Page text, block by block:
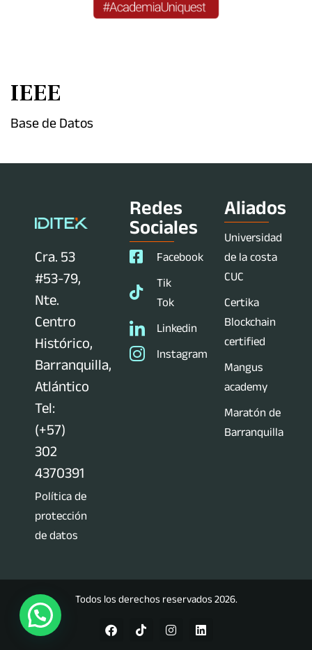
IEEE
Base de Datos
Cra. 53
#53-79,
Nte.
Centro
Histórico,
Barranquilla,
Atlántico
Tel:
(+57)
302
4370391
Política de
protección
de datos
Redes
Sociales
Facebook
Tik
Tok
Linkedin
Instagram
Aliados
Universidad
de la costa
CUC
Certika
Blockchain
certified
Mangus
academy
Maratón de
Barranquilla
Todos los derechos reservados 2026.